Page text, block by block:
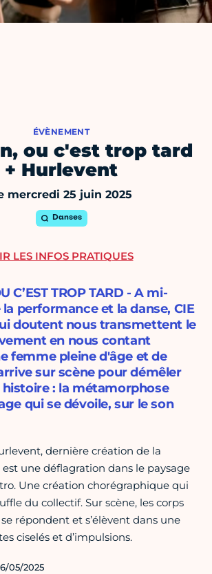
ÉVÈNEMENT
ou c'est trop tard
+ Hurlevent
mercredi 25 juin 2025
Danses
C’EST TROP TARD - A mi-
performance et la danse, CIE
doutent nous transmettent le
en nous contant
femme pleine d'âge et de
sur scène pour démêler
histoire : la métamorphose
qui se dévoile, sur le son
dernière création de la
une déflagration dans le paysage
Une création chorégraphique qui
du collectif. Sur scène, les corps
répondent et s’élèvent dans une
ciselés et d’impulsions.
05/2025
LES INFOS PRATIQUES